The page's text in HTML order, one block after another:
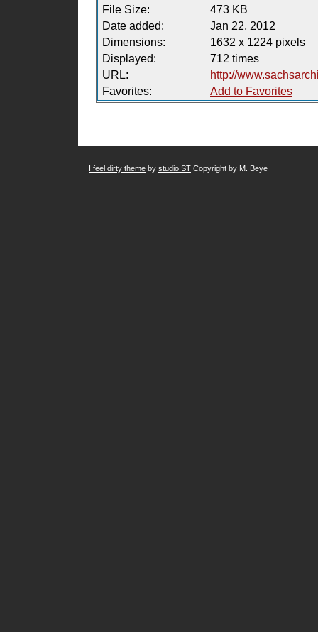
File Size:
473 KB
Date added:
Jan 22, 2012
Dimensions:
1632 x 1224 pixels
Displayed:
712 times
URL:
http://
Favorites:
Add to Favorites
I feel dirty theme by studio ST Copyright by M. Beye